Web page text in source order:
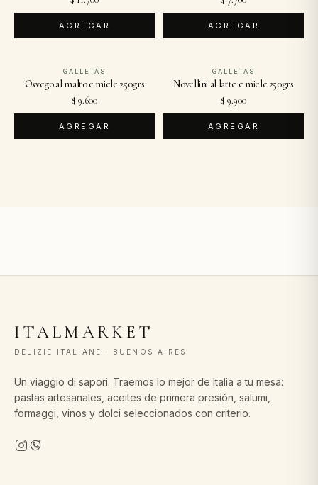
AGREGAR AGREGAR
GALLETAS
Osvego al malto e miele 250grs
$ 9.600
AGREGAR
GALLETAS
Novellini al latte e miele 250grs
$ 9.900
AGREGAR
ITALMARKET
DELIZIE ITALIANE · BUENOS AIRES
Un viaggio di sapori. Traemos lo mejor de Italia a tu mesa:
pastas artesanales, aceites de primera presión, salumi,
formaggi, vinos y dolci seleccionados con criterio.